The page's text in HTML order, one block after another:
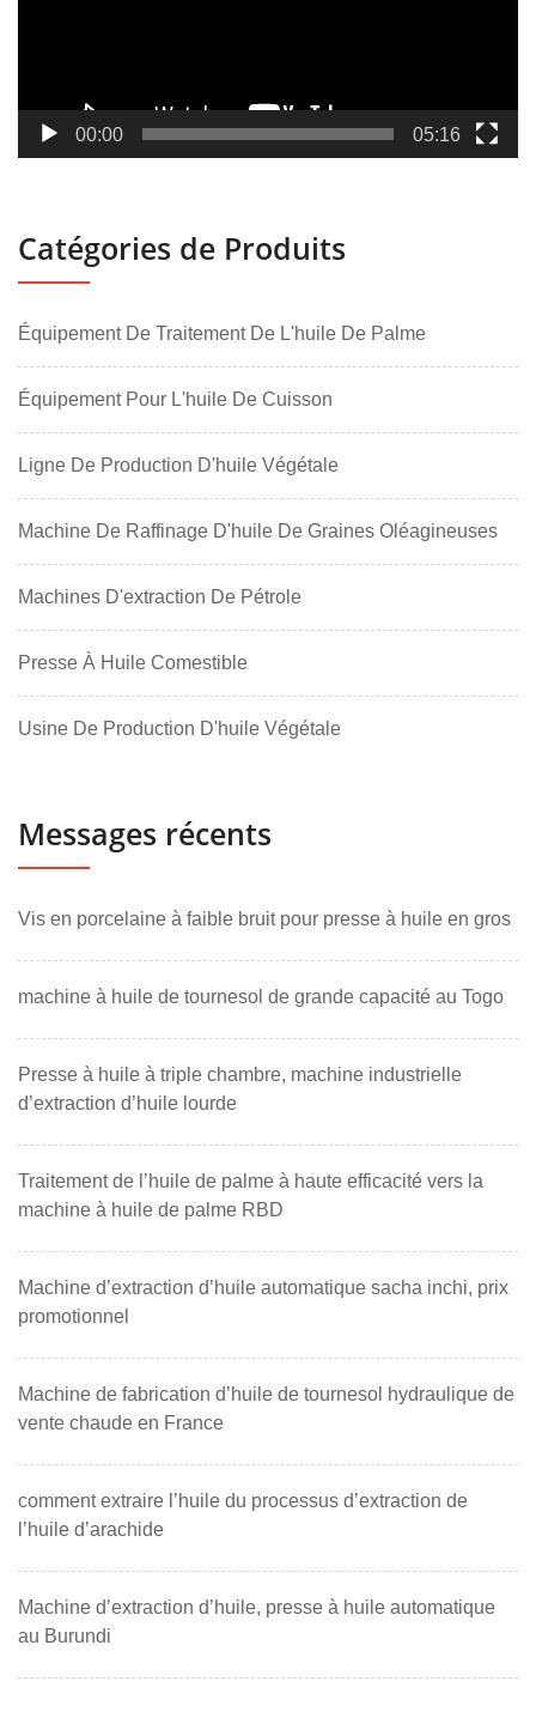
00:00 05:16
Catégories de Produits
Équipement De Traitement De L'huile De Palme
Équipement Pour L'huile De Cuisson
Ligne De Production D'huile Végétale
Machine De Raffinage D'huile De Graines Oléagineuses
Machines D'extraction De Pétrole
Presse À Huile Comestible
Usine De Production D'huile Végétale
Messages récents
Vis en porcelaine à faible bruit pour presse à huile en gros
machine à huile de tournesol de grande capacité au Togo
Presse à huile à triple chambre, machine industrielle
d’extraction d’huile lourde
Traitement de l’huile de palme à haute efficacité vers la
machine à huile de palme RBD
Machine d’extraction d’huile automatique sacha inchi, prix
promotionnel
Machine de fabrication d’huile de tournesol hydraulique de
vente chaude en France
comment extraire l’huile du processus d’extraction de
l’huile d’arachide
Machine d’extraction d’huile, presse à huile automatique
au Burundi